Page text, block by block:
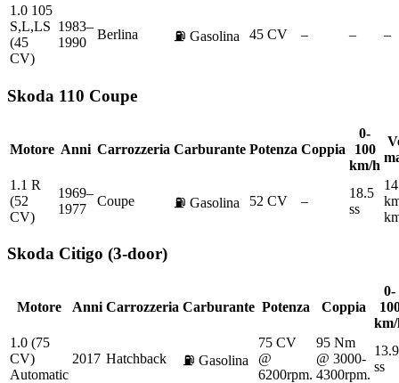
1.0 105
S,L,LS
(45
CV)
1983–
1990
Berlina ⛽ Gasolina 45 CV – – –
Skoda 110 Coupe
Motore Anni Carrozzeria Carburante Potenza Coppia
0-
100
km/h
1.1 R
(52
CV)
1969–
1977
Coupe ⛽ Gasolina 52 CV –
18.5
ss
Skoda Citigo (3-door)
Motore Anni Carrozzeria Carburante Potenza Coppia
0-
1.0 (75
CV)
Automatic
2017 Hatchback ⛽ Gasolina
75 CV
@
6200rpm.
95 Nm
@ 3000-
4300rpm.
13.9
ss